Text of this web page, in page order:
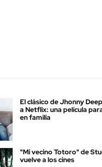
El clásico de Jhonny
a Netflix: una película
en familia
"Mi vecino Totoro" de
vuelve a los cines